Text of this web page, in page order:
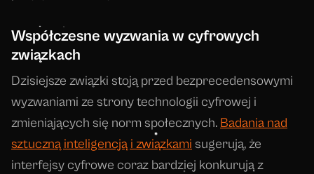
Współczesne wyzwania w cyfrowych
związkach
Dzisiejsze związki stoją przed bezprecedensowymi
wyzwaniami ze strony technologii cyfrowej i
zmieniających się norm społecznych. Badania nad
sztuczną inteligencją i związkami sugerują, że
interfejsy cyfrowe coraz bardziej konkurują z